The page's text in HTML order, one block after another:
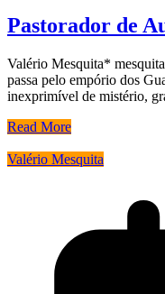
Pastorador de
Valério Mesquita*
passa pelo empório dos
inexprimível de mistério,
Read More
Valério Mesquita